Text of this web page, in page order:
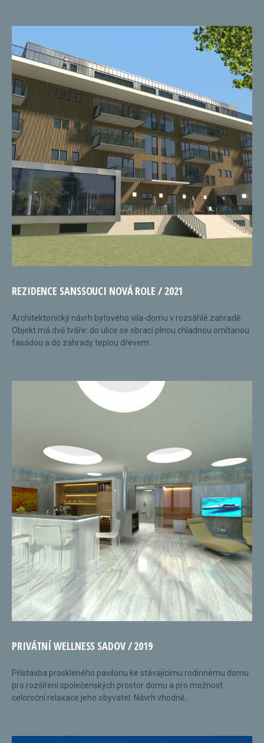
REZIDENCE SANSSOUCI NOVÁ ROLE / 2021
Architektonický návrh bytového vila-domu v rozsáhlé zahradě.
Objekt má dvě tváře: do ulice se obrací plnou chladnou omítanou
fasádou a do zahrady teplou dřevem...
PRIVÁTNÍ WELLNESS SADOV / 2019
Přístavba proskleného pavilonu ke stávajícímu rodinnému domu
pro rozšíření společenských prostor domu a pro možnost
celoroční relaxace jeho obyvatel. Návrh vhodně...